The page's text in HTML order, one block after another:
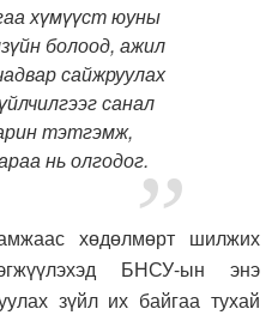
хүмүүст юуны
болоод, ажил
сайжруулах
санал
тэтгэмж,
нь олгодог.
хөдөлмөрт шилжих
БНСУ-ын энэ
зүйл их байгаа тухай